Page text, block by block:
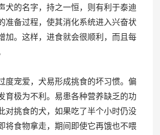
犬的名字，持之一恒，则有利于泰迪
准备过程，使其消化系统进入兴奋状
加。这样，进食就会很顺利，而且每
宠爱，犬易形成挑食的坏习惯。偏
育极为不利。易患各种营养缺乏的功
对挑食的犬，如果吃了半个小时仍没
将食物拿走，期间即使它再饿也不喂